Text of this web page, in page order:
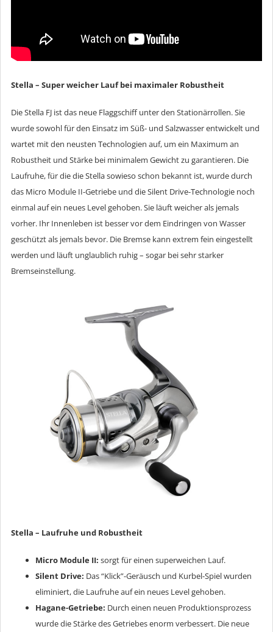
Stella – Super weicher Lauf bei maximaler Robustheit
Die Stella FJ ist das neue Flaggschiff unter den Stationärrollen. Sie
wurde sowohl für den Einsatz im Süß- und Salzwasser entwickelt und
wartet mit den neusten Technologien auf, um ein Maximum an
Robustheit und Stärke bei minimalem Gewicht zu garantieren. Die
Laufruhe, für die die Stella sowieso schon bekannt ist, wurde durch
das Micro Module II-Getriebe und die Silent Drive-Technologie noch
einmal auf ein neues Level gehoben. Sie läuft weicher als jemals
vorher. Ihr Innenleben ist besser vor dem Eindringen von Wasser
geschützt als jemals bevor. Die Bremse kann extrem fein eingestellt
werden und läuft unglaublich ruhig – sogar bei sehr starker
Bremseinstellung.
Stella – Laufruhe und Robustheit
Micro Module II: sorgt für einen superweichen Lauf.
Silent Drive: Das “Klick”-Geräusch und Kurbel-Spiel wurden
eliminiert, die Laufruhe auf ein neues Level gehoben.
Hagane-Getriebe: Durch einen neuen Produktionsprozess
wurde die Stärke des Getriebes enorm verbessert. Die neue